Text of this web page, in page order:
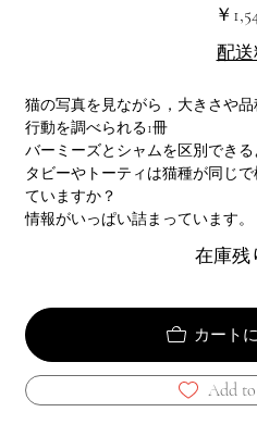
価
格
￥
配
猫の写真を見ながら，大きさや
行動を調べられる1冊
バーミーズとシャムを区別できる
タビーやトーティは猫種が同じ
ていますか？
情報がいっぱい詰まっています。
在庫残
カート
Add